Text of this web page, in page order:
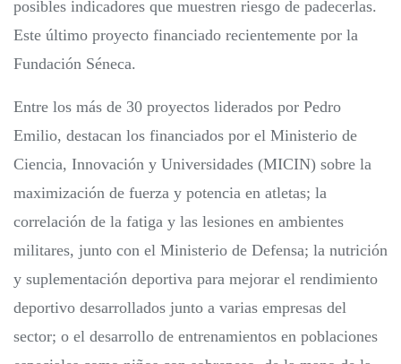
posibles indicadores que muestren riesgo de padecerlas.
Este último proyecto financiado recientemente por la
Fundación Séneca.
Entre los más de 30 proyectos liderados por Pedro
Emilio, destacan los financiados por el Ministerio de
Ciencia, Innovación y Universidades (MICIN) sobre la
maximización de fuerza y potencia en atletas; la
correlación de la fatiga y las lesiones en ambientes
militares, junto con el Ministerio de Defensa; la nutrición
y suplementación deportiva para mejorar el rendimiento
deportivo desarrollados junto a varias empresas del
sector; o el desarrollo de entrenamientos en poblaciones